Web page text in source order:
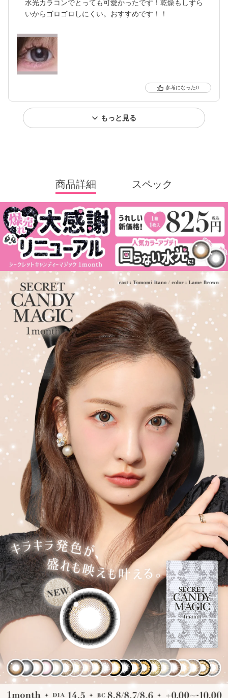
水光カラコンでとっても可愛かったです！乾燥もしずら
いからゴロゴロしにくい。おすすめです！！
0
もっと見る
商品詳細 スペック